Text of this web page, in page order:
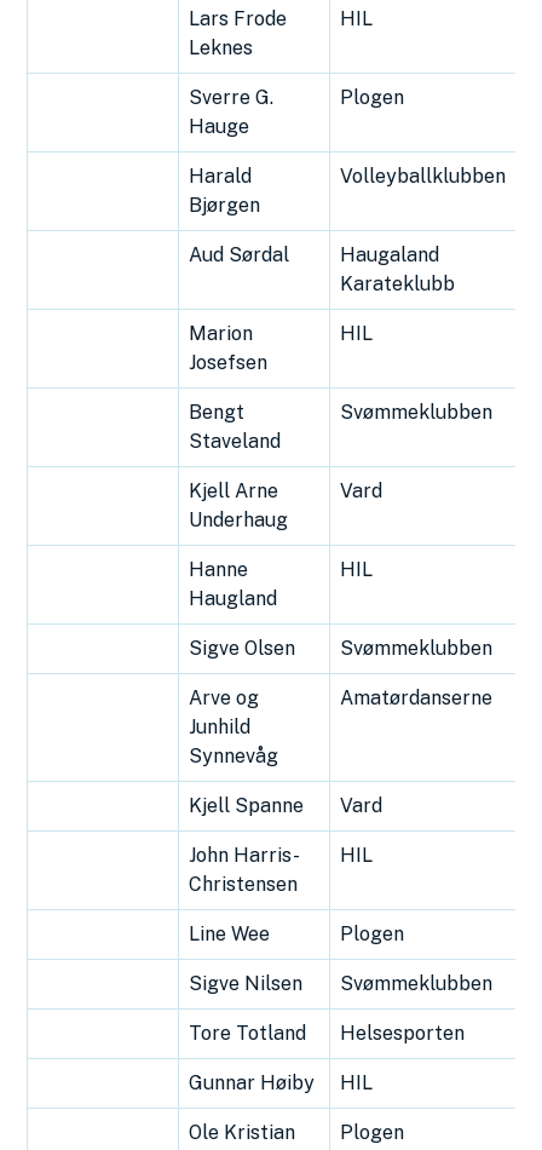
Lars Frode
Leknes
HIL
Sverre G.
Hauge
Plogen
Harald
Bjørgen
Volleyballklubben
Aud Sørdal
Haugaland
Karateklubb
Marion
Josefsen
HIL
Bengt
Staveland
Svømmeklubben
Kjell Arne
Underhaug
Vard
Hanne
Haugland
HIL
Sigve Olsen Svømmeklubben
Arve og
Junhild
Synnevåg
Amatørdanserne
Kjell Spanne Vard
John Harris-
Christensen
HIL
Line Wee Plogen
Sigve Nilsen Svømmeklubben
Tore Totland Helsesporten
Gunnar Høiby HIL
Ole Kristian
Plogen